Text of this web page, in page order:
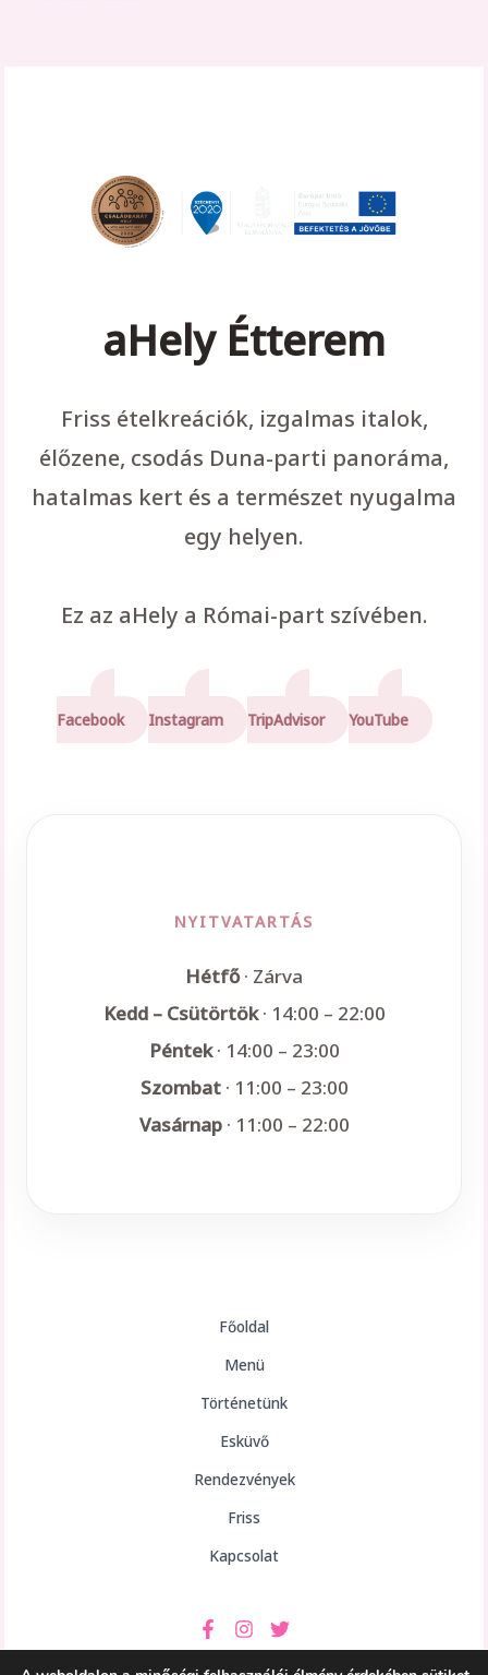
aHely Étterem
Friss ételkreációk, izgalmas italok,
élőzene, csodás Duna-parti panoráma,
hatalmas kert és a természet nyugalma
egy helyen.
Ez az aHely a Római-part szívében.
Facebook Instagram TripAdvisor YouTube
NYITVATARTÁS
Hétfő· Zárva
Kedd – Csütörtök· 14:00 – 22:00
Péntek· 14:00 – 23:00
Szombat· 11:00 – 23:00
Vasárnap· 11:00 – 22:00
Főoldal
Menü
Történetünk
Esküvő
Rendezvények
Friss
Kapcsolat